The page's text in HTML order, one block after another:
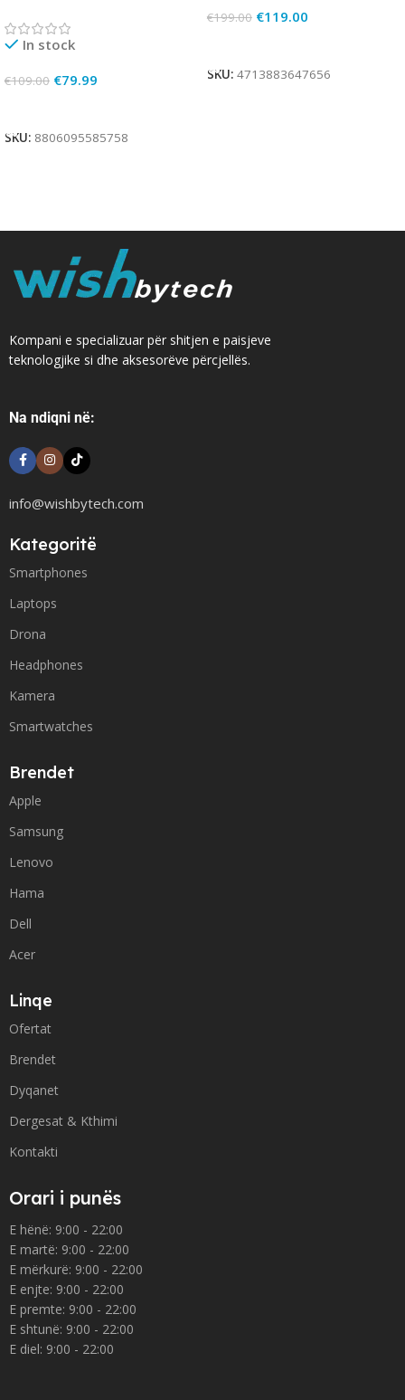
In stock
€109.00 €79.99
SKU: 8806095585758
€199.00 €119.00
SKU: 4713883647656
Kompani e specializuar për shitjen e paisjeve
teknologjike si dhe aksesorëve përcjellës.
Na ndiqni në:
info@wishbytech.com
Kategoritë
Smartphones
Laptops
Drona
Headphones
Kamera
Smartwatches
Brendet
Apple
Samsung
Lenovo
Hama
Dell
Acer
Linqe
Ofertat
Brendet
Dyqanet
Dergesat & Kthimi
Kontakti
Orari i punës
E hënë: 9:00 - 22:00
E martë: 9:00 - 22:00
E mërkurë: 9:00 - 22:00
E enjte: 9:00 - 22:00
E premte: 9:00 - 22:00
E shtunë: 9:00 - 22:00
E diel: 9:00 - 22:00